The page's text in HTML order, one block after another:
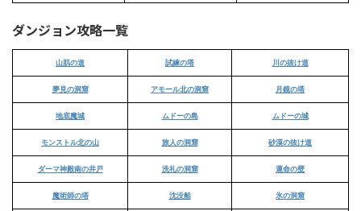
ダンジョン攻略一覧
山肌の道 試練の塔 川の抜け道
夢見の洞窟 アモール北の洞窟 月鏡の塔
地底魔城 ムドーの島 ムドーの城
モンストル北の山 旅人の洞窟 砂漠の抜け道
ダーマ神殿南の井戸 洗礼の洞窟 運命の壁
魔術師の塔 沈没船 氷の洞窟